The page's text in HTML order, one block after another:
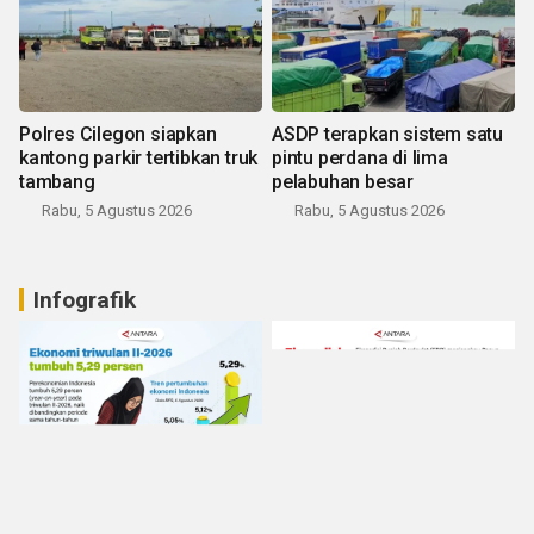
Polres Cilegon siapkan
kantong parkir tertibkan truk
tambang
Rabu, 5 Agustus 2026
ASDP terapkan sistem satu
pintu perdana di lima
pelabuhan besar
Rabu, 5 Agustus 2026
Infografik